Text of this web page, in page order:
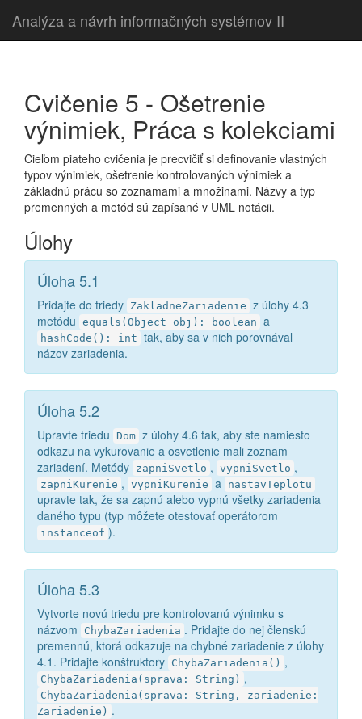
Analýza a návrh informačných systémov II
Cvičenie 5 - Ošetrenie
výnimiek, Práca s kolekciami
Cieľom piateho cvičenia je precvičiť si definovanie vlastných
typov výnimiek, ošetrenie kontrolovaných výnimiek a
základnú prácu so zoznamami a množinami. Názvy a typ
premenných a metód sú zapísané v UML notácii.
Úlohy
Úloha 5.1
Pridajte do triedy ZakladneZariadenie z úlohy 4.3
metódu equals(Object obj): boolean a
hashCode(): int tak, aby sa v nich porovnával
názov zariadenia.
Úloha 5.2
Upravte triedu Dom z úlohy 4.6 tak, aby ste namiesto
odkazu na vykurovanie a osvetlenie mali zoznam
zariadení. Metódy zapniSvetlo , vypniSvetlo ,
zapniKurenie , vypniKurenie a nastavTeplotu
upravte tak, že sa zapnú alebo vypnú všetky zariadenia
daného typu (typ môžete otestovať operátorom
instanceof ).
Úloha 5.3
Vytvorte novú triedu pre kontrolovanú výnimku s
názvom
ChybaZariadenia . Pridajte do nej členskú
premennú, ktorá odkazuje na chybné zariadenie z úlohy
4.1. Pridajte konštruktory ChybaZariadenia() ,
ChybaZariadenia(sprava: String) ,
ChybaZariadenia(sprava: String, zariadenie:
Zariadenie) .